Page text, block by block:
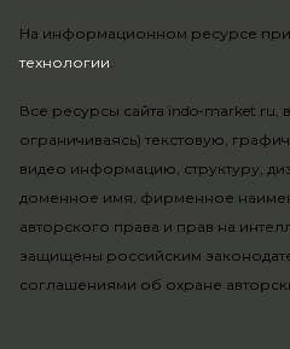
На информационном ресурсе
технологии.
Все ресурсы сайта indo-market.ru,
ограничиваясь) текстовую,
видео информацию, структуру,
доменное имя, фирменное
авторского права и прав на
защищены российским
соглашениями об охране